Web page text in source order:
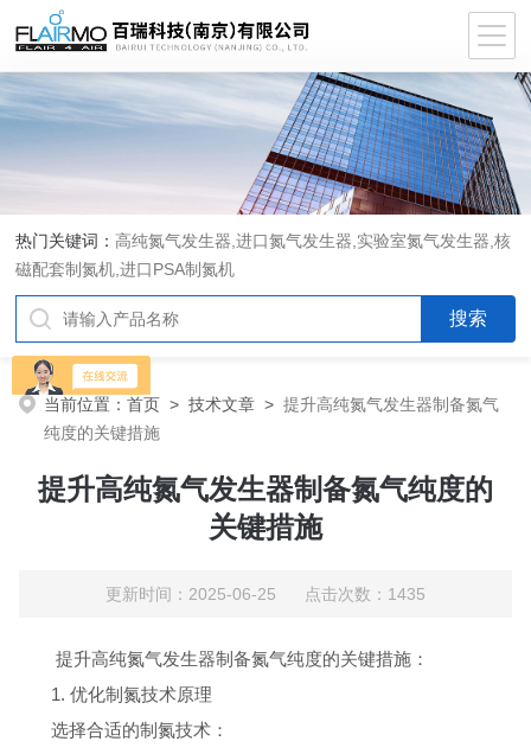
热门关键词： 高纯氮气发生器,进口氮气发生器,实验室氮气发生器,核
磁配套制氮机,进口PSA制氮机
当前位置：首页 >技术文章 >提升高纯氮气发生器制备氮气
纯度的关键措施
提升高纯氮气发生器制备氮气纯度的
关键措施
更新时间：2025-06-25 点击次数：1435
提升高纯氮气发生器制备氮气纯度的关键措施：
1. 优化制氮技术原理
选择合适的制氮技术：